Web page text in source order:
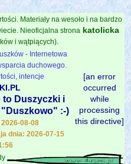
Materiały na wesoło i na bardzo
Nieoficjalna strona katolicka
i wątpiących).
- Internetowa
duchowego.
intencje
to Duszyczki i
"Duszkowo" :-)
08-08
dnia: 2026-07-15
[an error
occurred
while
processing
this directive]